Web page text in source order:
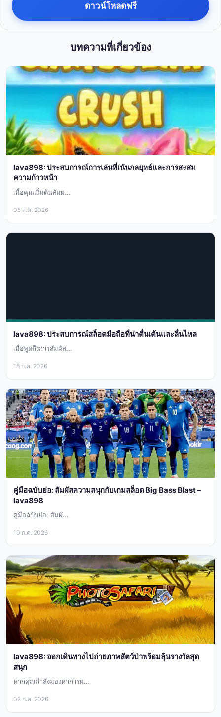
ดาวน์โหลดฟรี
บทความที่เกี่ยวข้อง
lava898: ประสบการณ์การเล่นที่เน้นกลยุทธ์และการสะสม
ความก้าวหน้า
เมื่อคุณเริ่มต้นสัมผ...
05 ส.ค. 2026
lava898: ประสบการณ์สล็อตมือถือที่น่าตื่นเต้นและลื่นไหล
เมื่อพูดถึงการสัมผัส...
18 ก.ค. 2026
คู่มือฉบับย่อ: สัมผัสความสนุกกับเกมสล็อต Big Bass Blast –
lava898
คู่มือฉบับย่อ: สัมผั...
10 ก.ค. 2026
lava898: ออกเดินทางไปถ่ายภาพสัตว์ป่าพร้อมลุ้นรางวัลสุด
สนุก
หากคุณกำลังมองหาการผ...
02 ก.ค. 2026